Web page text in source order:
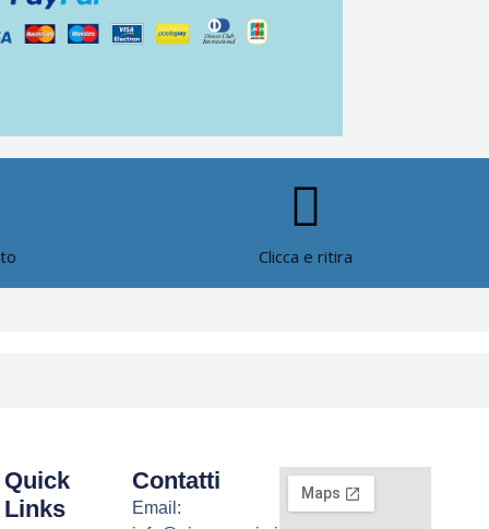
Clicca e ritira
Quick
Links
Contatti
Email: